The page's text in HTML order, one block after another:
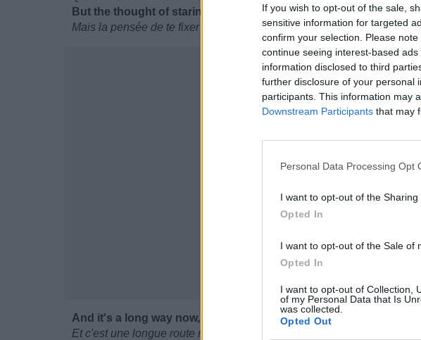
If you wish to opt-out of the sale,
sensitive information for targeted
confirm your selection. Please
continue seeing interest-based
information disclosed to third
further disclosure of your personal
participants. This information may
Downstream Participants that may
Personal Data Processing Opt
I want to opt-out of the Sharing
Opted In
I want to opt-out of the Sale of
Opted In
I want to opt-out of Collection,
of my Personal Data that Is
was collected.
Opted Out
But the thought of staring back at you was more than I could face
Mais la pensée de te fixer à nouveau est plus que je ne peux affronter
And it's a long way now,
Et c'est une longue route maintenant